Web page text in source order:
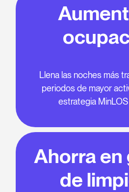
Llena las noches más
periodos de mayor
estrategia MinLOS
Ahorra en
de